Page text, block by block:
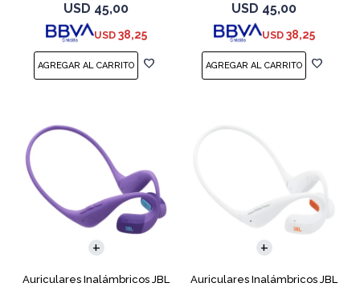
USD 45,00
USD 38,25
USD 45,00
USD 38,25
Auriculares Inalámbricos JBL
Auriculares Inalámbricos JBL